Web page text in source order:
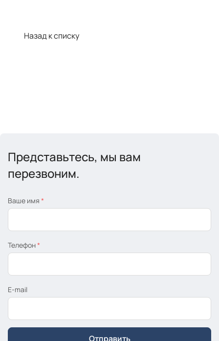
Назад к списку
Представьтесь, мы вам
перезвоним.
Ваше имя *
Телефон*
E-mail